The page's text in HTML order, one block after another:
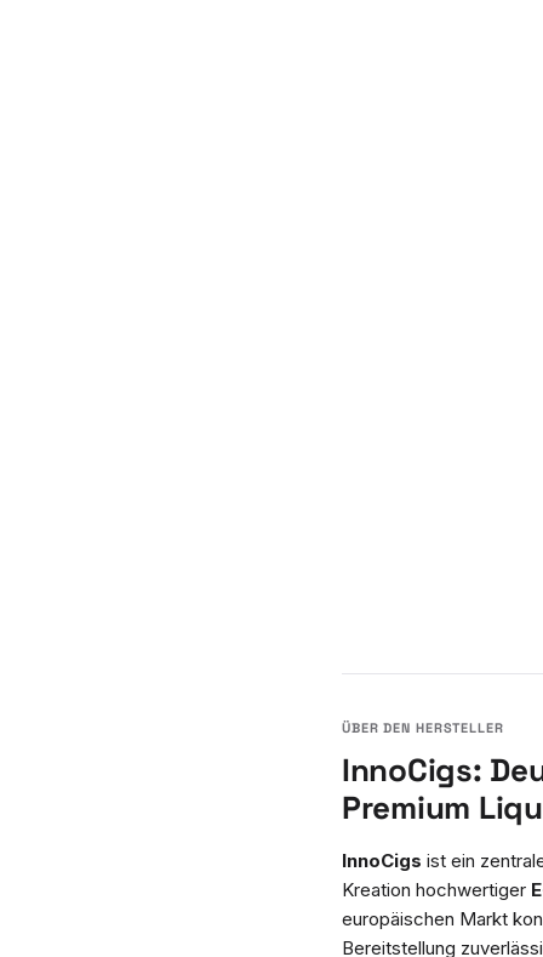
InnoCigs:
Premium
InnoCigs ist ein
Kreation hochwertiger
europäischen Markt
Bereitstellung